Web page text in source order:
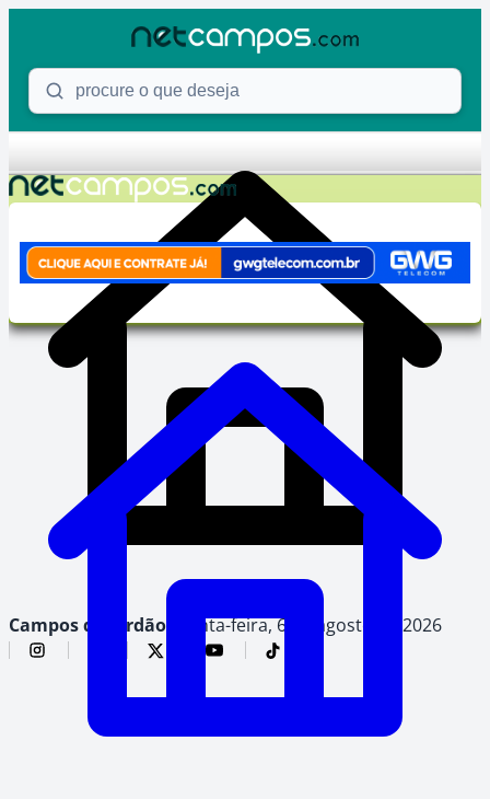
Procure o que deseja
Campos do Jordão, quinta-feira, 6 de agosto de 2026